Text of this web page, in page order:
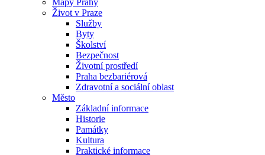
Mapy Prahy
Život v Praze
Služby
Byty
Školství
Bezpečnost
Životní prostředí
Praha bezbariérová
Zdravotní a sociální oblast
Město
Základní informace
Historie
Památky
Kultura
Praktické informace